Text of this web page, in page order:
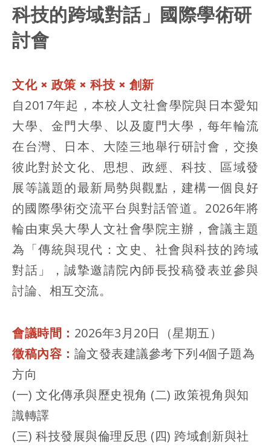
科技的跨域對話」國際學術研
討會
文化 × 政策 × 科技 × 創新
自2017年起，本校人文社會學院與日本愛知
大學、金門大學、以及廈門大學，每年輪流
在台灣、日本、大陸三地舉行研討會，交換
彼此對於文化、思想、政經、科技、區域發
展等議題的最新局勢與觀點，建構一個良好
的國際學術交流平台與對話管道。2026年將
輪由東吳大學人文社會學院主辦，會議主題
為「傳統與現代：文史、社會與科技的跨域
對話」，誠摯邀請院內師長投稿發表並參與
討論、相互交流。
會議時間： 2026年3月20日（星期五）
徵稿內容： 論文發表建議參考下列4個子題為
方向
(一) 文化傳承與歷史視角 (二) 政策視角與知
識轉譯
(三) 科技發展與倫理反思 (四) 跨域創新與社